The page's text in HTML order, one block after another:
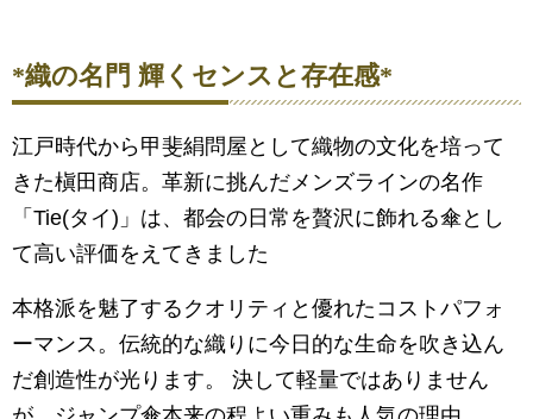
*織の名門 輝くセンスと存在感*
江戸時代から甲斐絹問屋として織物の文化を培って
きた槇田商店。革新に挑んだメンズラインの名作
「Tie(タイ)」は、都会の日常を贅沢に飾れる傘とし
て高い評価をえてきました
本格派を魅了するクオリティと優れたコストパフォ
ーマンス。伝統的な織りに今日的な生命を吹き込ん
だ創造性が光ります。 決して軽量ではありません